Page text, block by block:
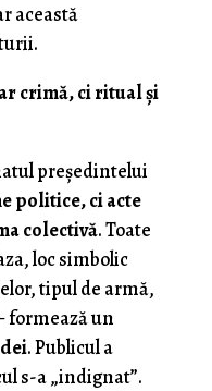
această
crimă, ci ritual și
președintelui
politice, ci acte
colectivă. Toate
loc simbolic
tipul de armă,
formează un
. Publicul a
s-a „indignat”.